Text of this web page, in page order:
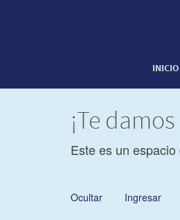
INICIO
¡Te
Este es un
Ocultar Ingresar